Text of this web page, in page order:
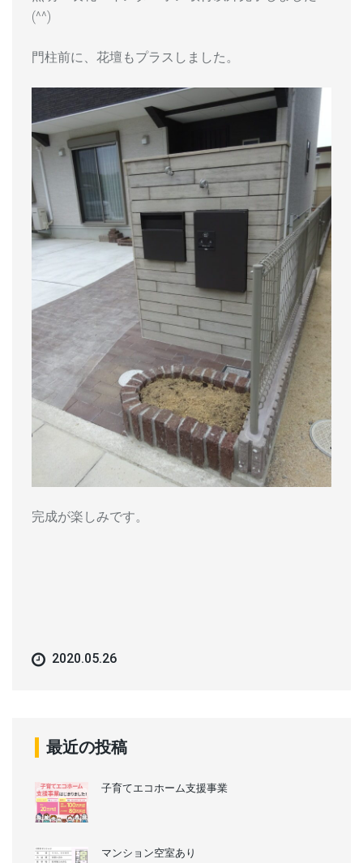
(^^)
門柱前に、花壇もプラスしました。
完成が楽しみです。
2020.05.26
最近の投稿
子育てエコホーム支援事業
マンション空室あり